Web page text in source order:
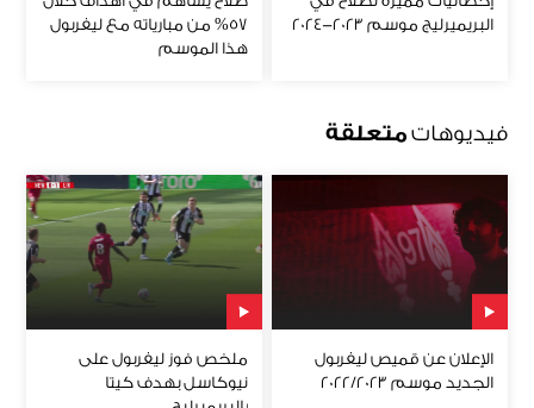
البريميرليج موسم 2023-2024
57% من مبارياته مع ليفربول
هذا الموسم
فيديوهاتمتعلقة
الإعلان عن قميص ليفربول
الجديد موسم 2022/2023
ملخص فوز ليفربول على
نيوكاسل بهدف كيتا